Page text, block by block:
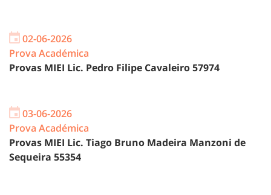
02-06-2026
Prova Académica
Provas MIEI Lic. Pedro Filipe Cavaleiro 57974
03-06-2026
Prova Académica
Provas MIEI Lic. Tiago Bruno Madeira Manzoni de
Sequeira 55354